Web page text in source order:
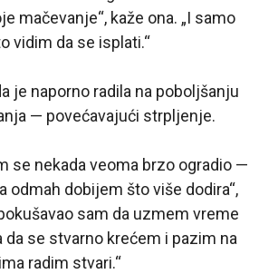
mačevanje“, kaže ona. „I samo
vidim da se isplati.“
je naporno radila na poboljšanju
— povećavajući strpljenje.
se nekada veoma brzo ogradio —
odmah dobijem što više dodira“,
sam da uzmem vreme
da se stvarno krećem i pazim na
radim stvari.“